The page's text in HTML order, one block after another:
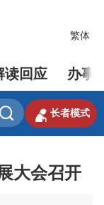
繁体
读回应 办事
 长者模式
大会召开